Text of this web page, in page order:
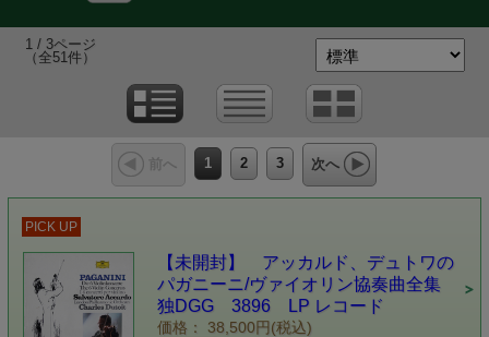
1 / 3ページ
（全51件）
前へ 1 2 3 次へ
PICK UP
【未開封】 アッカルド、デュトワの
パガニーニ/ヴァイオリン協奏曲全集
独DGG 3896 LP レコード
価格： 38,500円(税込)